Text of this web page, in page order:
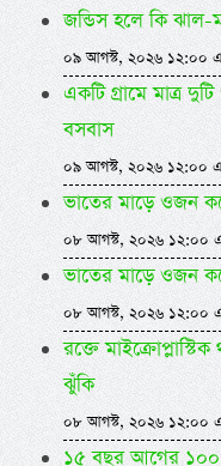
জন্ডিস হলে কি ঝাল-
০৯ আগস্ট, ২০২৬ ১২:০০
একটি গ্রামে মাত্র
বসবাস
০৯ আগস্ট, ২০২৬ ১২:০০
ভাতের মাড়ে ওজন
০৮ আগস্ট, ২০২৬ ১২:০০
ভাতের মাড়ে ওজন
০৮ আগস্ট, ২০২৬ ১২:০০
রক্তে
ঝুঁকি
০৮ আগস্ট, ২০২৬ ১২:০০
১৫ বছর আগের ১০০